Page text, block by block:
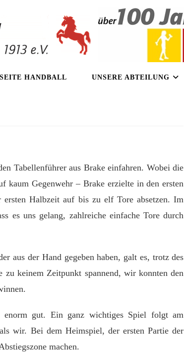
HANDBALL UNSERE ABTEILUNG
Tabellenführer aus Brake einfahren. Wobei die
kaum Gegenwehr – Brake erzielte in den ersten
Halbzeit auf bis zu elf Tore absetzen. Im
es uns gelang, zahlreiche einfache Tore durch
aus der Hand gegeben haben, galt es, trotz des
keinem Zeitpunkt spannend, wir konnten den
enorm gut. Ein ganz wichtiges Spiel folgt am
wir. Bei dem Heimspiel, der ersten Partie der
machen.